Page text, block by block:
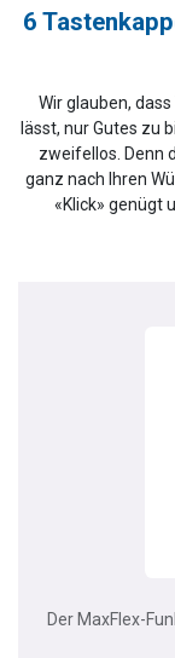
6
Wir glauben,
lässt, nur Gutes zu
zweifellos. Denn
ganz nach Ihren
«Klick» genügt
Der MaxFlex-